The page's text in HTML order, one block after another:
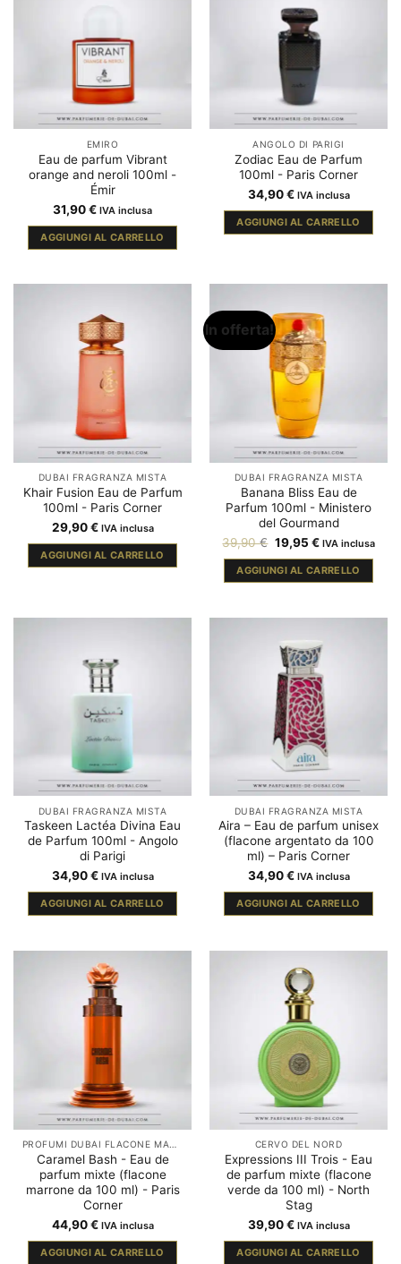
EMIRO
Eau de parfum Vibrant
orange and neroli 100ml -
Émir
31,90€ IVA inclusa
AGGIUNGI AL CARRELLO
ANGOLO DI PARIGI
Zodiac Eau de Parfum
100ml - Paris Corner
34,90€ IVA inclusa
AGGIUNGI AL CARRELLO
DUBAI FRAGRANZA MISTA
Khair Fusion Eau de Parfum
100ml - Paris Corner
29,90€ IVA inclusa
AGGIUNGI AL CARRELLO
In offerta!
DUBAI FRAGRANZA MISTA
Banana Bliss Eau de
Parfum 100ml - Ministero
del Gourmand
39,90€ Il
prezzo
originale
era:
19,95 €Il
attuale
è:
IVA inclusa
AGGIUNGI AL CARRELLO
DUBAI FRAGRANZA MISTA
Taskeen Lactéa Divina Eau
de Parfum 100ml - Angolo
di Parigi
34,90€ IVA inclusa
AGGIUNGI AL CARRELLO
DUBAI FRAGRANZA MISTA
Aira – Eau de parfum unisex
(flacone argentato da 100
ml) – Paris Corner
34,90€ IVA inclusa
AGGIUNGI AL CARRELLO
Caramel Bash - Eau de
parfum mixte (flacone
marrone da 100 ml) - Paris
Corner
44,90€ IVA inclusa
AGGIUNGI AL CARRELLO
CERVO DEL NORD
Expressions III Trois - Eau
de parfum mixte (flacone
verde da 100 ml) - North
Stag
39,90€ IVA inclusa
AGGIUNGI AL CARRELLO